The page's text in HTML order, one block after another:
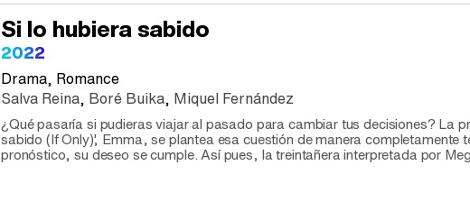
Si lo hubiera sabido
2022
Drama, Romance
Salva Reina, Boré Buika, Miquel Fernández
¿Qué pasaría si pudieras viajar al pasado para cambiar tus decisiones? La
sabido (If Only)', Emma, se plantea esa cuestión de manera completamente
pronóstico, su deseo se cumple. Así pues, la treintañera interpretada por